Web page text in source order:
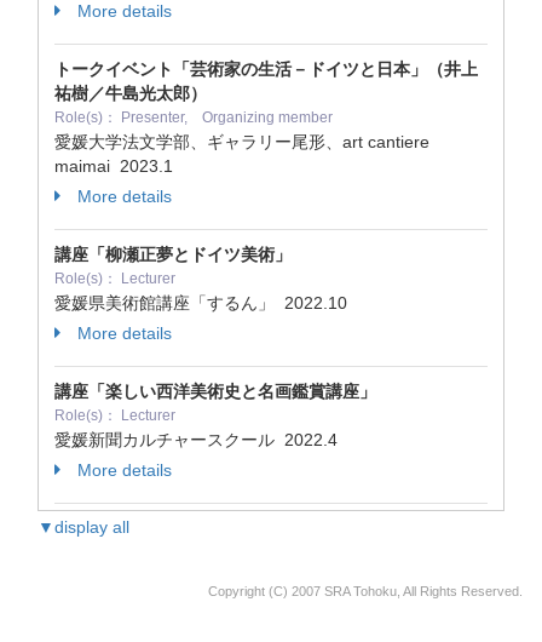
More details
トークイベント「芸術家の生活－ドイツと日本」（井上
祐樹／牛島光太郎）
Role(s)： Presenter, Organizing member
愛媛大学法文学部、ギャラリー尾形、art cantiere
maimai 2023.1
More details
講座「柳瀬正夢とドイツ美術」
Role(s)： Lecturer
愛媛県美術館講座「するん」 2022.10
More details
講座「楽しい西洋美術史と名画鑑賞講座」
Role(s)： Lecturer
愛媛新聞カルチャースクール 2022.4
More details
▼display all
Copyright (C) 2007 SRA Tohoku, All Rights Reserved.